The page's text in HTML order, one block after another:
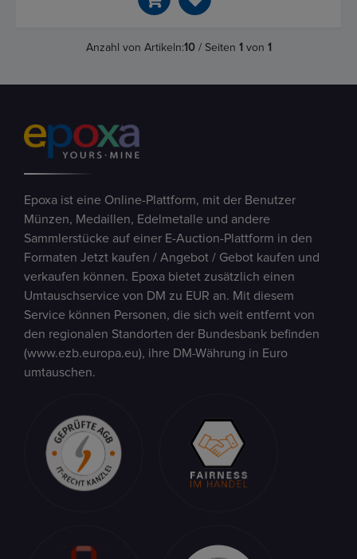
Anzahl von Artikeln:10/ Seiten 1 von 1
Epoxa ist eine Online-Plattform, mit der Benutzer
Münzen, Medaillen, Edelmetalle und andere
Sammlerstücke auf einer E-Auction-Plattform in den
Formaten Jetzt kaufen / Angebot / Gebot kaufen und
verkaufen können. Epoxa bietet zusätzlich einen
Umtauschservice von DM zu EUR an. Mit diesem
Service können Personen, die sich weit entfernt von
den regionalen Standorten der Bundesbank befinden
(www.ezb.europa.eu), ihre DM-Währung in Euro
umtauschen.